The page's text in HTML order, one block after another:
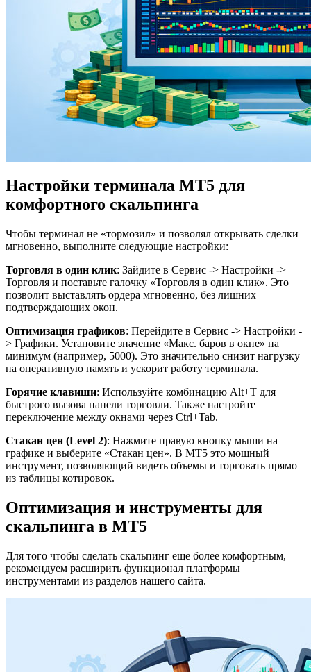
Настройки терминала MT5 для
комфортного скальпинга
Чтобы терминал не «тормозил» и позволял открывать сделки
мгновенно, выполните следующие настройки:
Торговля в один клик: Зайдите в Сервис -> Настройки ->
Торговля и поставьте галочку «Торговля в один клик». Это
позволит выставлять ордера мгновенно, без лишних
подтверждающих окон.
Оптимизация графиков: Перейдите в Сервис -> Настройки -
> Графики. Установите значение «Макс. баров в окне» на
минимум (например, 5000). Это значительно снизит нагрузку
на оперативную память и ускорит работу терминала.
Горячие клавиши: Используйте комбинацию Alt+T для
быстрого вызова панели торговли. Также настройте
переключение между окнами через Ctrl+Tab.
Стакан цен (Level 2): Нажмите правую кнопку мыши на
графике и выберите «Стакан цен». В MT5 это мощный
инструмент, позволяющий видеть объемы и торговать прямо
из таблицы котировок.
Оптимизация и инструменты для
скальпинга в МТ5
Для того чтобы сделать скальпинг еще более комфортным,
рекомендуем расширить функционал платформы
инструментами из разделов нашего сайта.